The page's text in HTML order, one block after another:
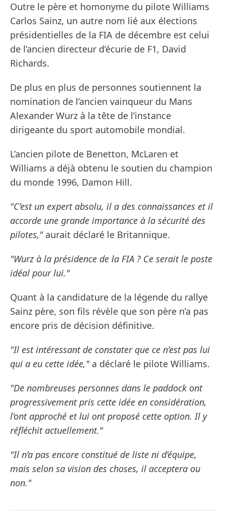
Outre le père et homonyme du pilote Williams
Carlos Sainz, un autre nom lié aux élections
présidentielles de la FIA de décembre est celui
de l’ancien directeur d’écurie de F1, David
Richards.
De plus en plus de personnes soutiennent la
nomination de l’ancien vainqueur du Mans
Alexander Wurz à la tête de l’instance
dirigeante du sport automobile mondial.
L’ancien pilote de Benetton, McLaren et
Williams a déjà obtenu le soutien du champion
du monde 1996, Damon Hill.
"C’est un expert absolu, il a des connaissances et il
accorde une grande importance à la sécurité des
pilotes,"aurait déclaré le Britannique.
"Wurz à la présidence de la FIA ? Ce serait le poste
idéal pour lui."
Quant à la candidature de la légende du rallye
Sainz père, son fils révèle que son père n’a pas
encore pris de décision définitive.
"Il est intéressant de constater que ce n’est pas lui
qui a eu cette idée,"a déclaré le pilote Williams.
"De nombreuses personnes dans le paddock ont ​​
progressivement pris cette idée en considération,
l’ont approché et lui ont proposé cette option. Il y
réfléchit actuellement."
"Il n’a pas encore constitué de liste ni d’équipe,
mais selon sa vision des choses, il acceptera ou
non."